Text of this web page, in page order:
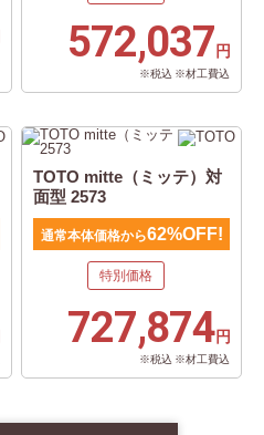
572,037 円
※税込 ※材工費込
TOTO mitte（ミッテ）対
面型 2573
通常本体価格から62%OFF!
特別価格
727,874円
※税込 ※材工費込